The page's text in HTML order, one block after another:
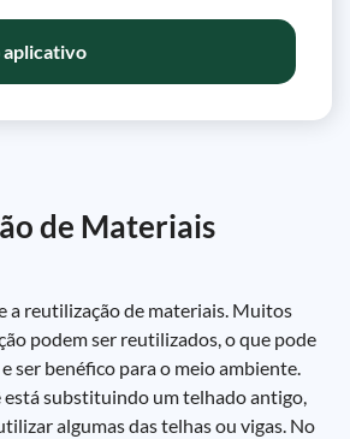
aplicativo
de Materiais
a reutilização de materiais. Muitos
podem ser reutilizados, o que pode
ser benéfico para o meio ambiente.
está substituindo um telhado antigo,
algumas das telhas ou vigas. No